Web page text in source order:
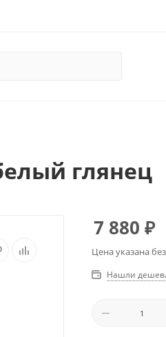
глянец
7 880 ₽
Цена указана
Нашли